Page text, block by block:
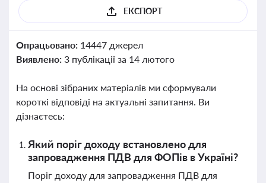
ЕКСПОРТ
Опрацьовано: 14447 джерел
Виявлено: 3 публікації за 14 лютого
На основі зібраних матеріалів ми сформували
короткі відповіді на актуальні запитання. Ви
дізнаєтесь:
Який поріг доходу встановлено для
запровадження ПДВ для ФОПів в Україні?
Поріг доходу для запровадження ПДВ для